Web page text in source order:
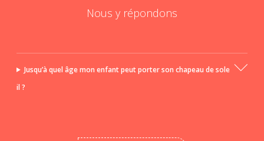
Nous y répondons
Jusqu’à quel âge mon enfant peut porter son chapeau de sole
il ?